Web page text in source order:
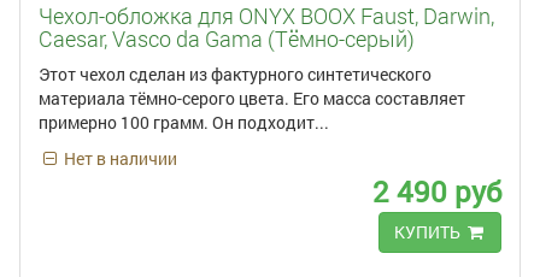
Чехол-обложка для ONYX BOOX Faust, Darwin,
Caesar, Vasco da Gama (Тёмно-серый)
Этот чехол сделан из фактурного синтетического
материала тёмно-серого цвета. Его масса составляет
примерно 100 грамм. Он подходит...
Нет в наличии
2 490 руб
КУПИТЬ